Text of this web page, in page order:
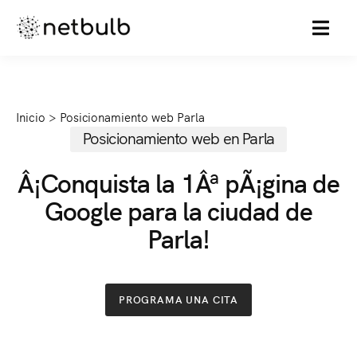
MENU
Inicio > Posicionamiento web Parla
Posicionamiento web en Parla
Â¡Conquista la 1Âª pÃ¡gina de
Google para la ciudad de
Parla!
PROGRAMA UNA CITA